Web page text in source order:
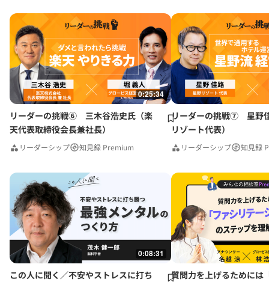
0:25:34
リーダーの挑戦⑥ 三木谷浩史氏（楽
天代表取締役会長兼社長）
リーダーシップ 知見録 Premium
リーダーの挑戦⑦ 星野
リゾート代表）
リーダーシップ 知見録
0:08:31
この人に聞く／不安やストレスに打ち
質問力を上げるためには